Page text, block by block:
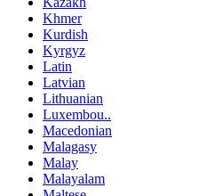
Khmer
Kurdish
Kyrgyz
Latin
Latvian
Lithuanian
Luxembou..
Macedonian
Malagasy
Malay
Malayalam